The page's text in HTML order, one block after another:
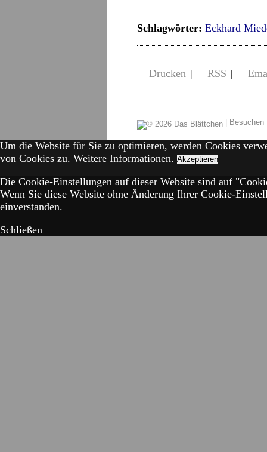
Schlagwörter: Eckhard
Drucken | RSS |
|
Um die Website für Sie zu optimieren, werden Cookies
von Cookies zu. Weitere Informationen. Akzeptieren
Die Cookie-Einstellungen auf dieser Website sind auf
Wenn Sie diese Website ohne Änderung Ihrer Cookie-
einverstanden.
Schließen